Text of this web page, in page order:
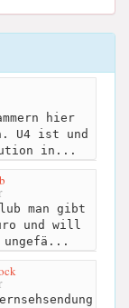
hier
U4 ist und
in...
man gibt
und will
ungefä...